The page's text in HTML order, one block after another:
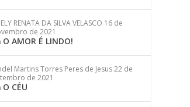
RENATA DA SILVA VELASCO 16 de
de 2021
O AMOR É LINDO!
Martins Torres Peres de Jesus22 de
de 2021
O CÉU